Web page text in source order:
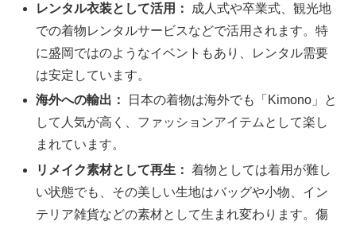
レンタル衣装として活用：
成人式や卒業式、観光地
での着物レンタルサービスなどで活用されます。特
に盛岡ではのようなイベントもあり、レンタル需要
は安定しています。
海外への輸出：
日本の着物は海外でも「Kimono」と
して人気が高く、ファッションアイテムとして楽し
まれています。
リメイク素材として再生： 着物としては着用が難し
い状態でも、その美しい生地はバッグや小物、イン
テリア雑貨などの素材として生まれ変わります。傷